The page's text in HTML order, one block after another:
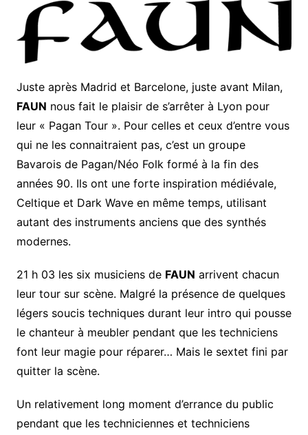
Juste après Madrid et Barcelone, juste avant Milan,
FAUN nous fait le plaisir de s’arrêter à Lyon pour
leur « Pagan Tour ». Pour celles et ceux d’entre vous
qui ne les connaitraient pas, c’est un groupe
Bavarois de Pagan/Néo Folk formé à la fin des
années 90. Ils ont une forte inspiration médiévale,
Celtique et Dark Wave en même temps, utilisant
autant des instruments anciens que des synthés
modernes.
21 h 03 les six musiciens de FAUN arrivent chacun
leur tour sur scène. Malgré la présence de quelques
légers soucis techniques durant leur intro qui pousse
le chanteur à meubler pendant que les techniciens
font leur magie pour réparer… Mais le sextet fini par
quitter la scène.
Un relativement long moment d’errance du public
pendant que les techniciennes et techniciens